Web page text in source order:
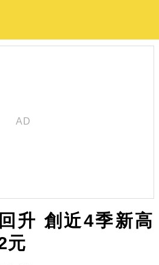
升 創近4季新高
元